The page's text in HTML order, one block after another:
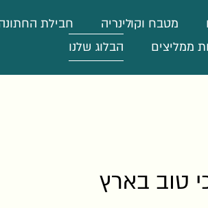
מטבח וקולינריה חבילת
ממליצים
הבלוג שלנו
טוב בארץ